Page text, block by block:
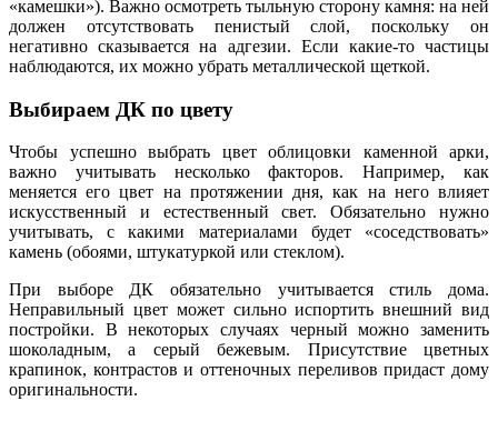
«камешки»). Важно осмотреть тыльную сторону камня: на ней
должен отсутствовать пенистый слой, поскольку он
негативно сказывается на адгезии. Если какие-то частицы
наблюдаются, их можно убрать металлической щеткой.
Выбираем ДК по цвету
Чтобы успешно выбрать цвет облицовки каменной арки,
важно учитывать несколько факторов. Например, как
меняется его цвет на протяжении дня, как на него влияет
искусственный и естественный свет. Обязательно нужно
учитывать, с какими материалами будет «соседствовать»
камень (обоями, штукатуркой или стеклом).
При выборе ДК обязательно учитывается стиль дома.
Неправильный цвет может сильно испортить внешний вид
постройки. В некоторых случаях черный можно заменить
шоколадным, а серый бежевым. Присутствие цветных
крапинок, контрастов и оттеночных переливов придаст дому
оригинальности.